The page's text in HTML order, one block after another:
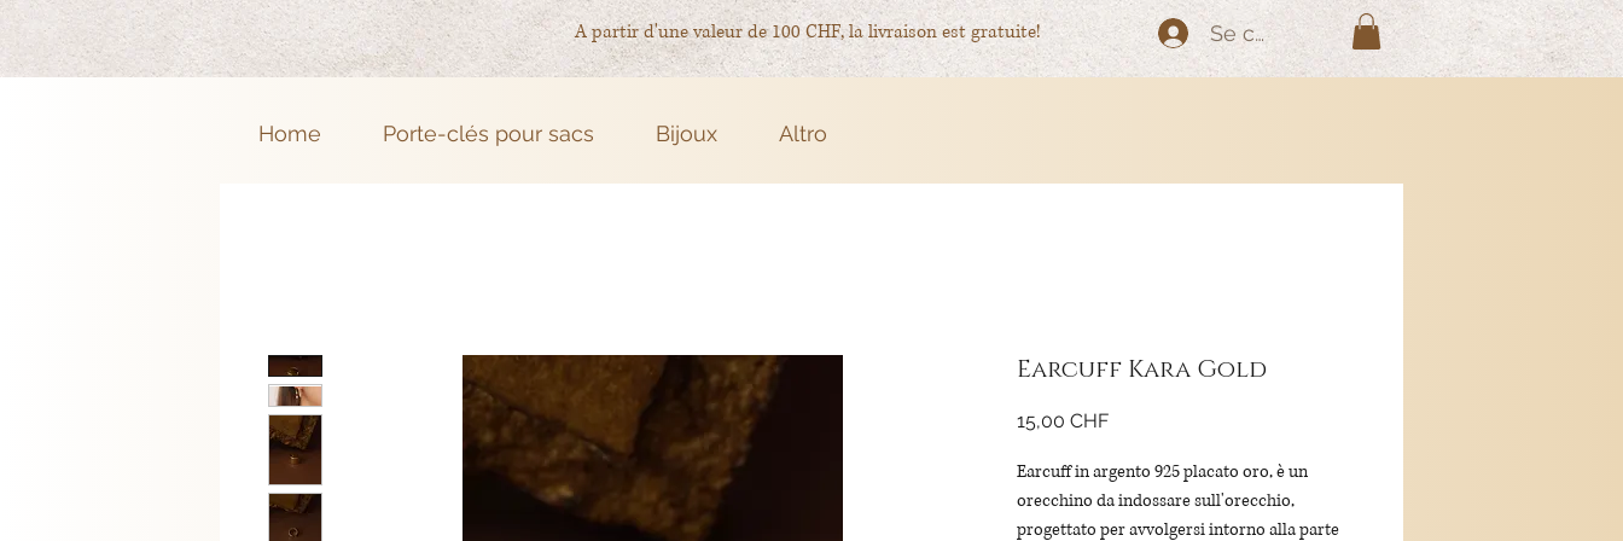
A partir d'une valeur de 100 CHF, la livraison est gratuite! Se connecter
Home Porte-clés pour sacs Bijoux Altro
Earcuff Kara Gold
15,00 CHFPrix
Earcuff in argento 925 placato oro, è un
orecchino da indossare sull'orecchio,
progettato per avvolgersi intorno alla parte